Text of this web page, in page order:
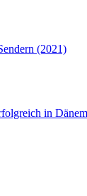
(2021)
in